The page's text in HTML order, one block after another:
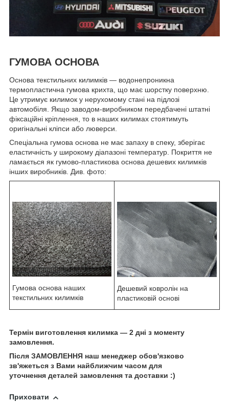
ГУМОВА ОСНОВА
Основа текстильних килимків — водонепроникна
термопластична гумова крихта, що має шорстку поверхню.
Це утримує килимок у нерухомому стані на підлозі
автомобіля. Якщо заводом-виробником передбачені штатні
фіксаційні кріплення, то в наших килимах стоятимуть
оригінальні кліпси або люверси.
Спеціальна гумова основа не має запаху в спеку, зберігає
еластичність у широкому діапазоні температур. Покриття не
ламається як гумово-пластикова основа дешевих килимків
інших виробників. Див. фото:
Гумова основа наших
текстильних килимків
Дешевий ковролін на
пластиковій основі
Термін виготовлення килимка — 2 дні з моменту
замовлення.
Після ЗАМОВЛЕННЯ наш менеджер обов'язково
зв'яжеться з Вами найближчим часом для
уточнення деталей замовлення та доставки :)
Приховати